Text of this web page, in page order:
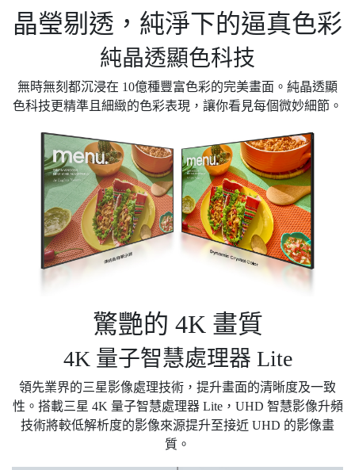
晶瑩剔透，純淨下的逼真色彩
純晶透顯色科技
無時無刻都沉浸在 10億種豐富色彩的完美畫面。純晶透顯
色科技更精準且細緻的色彩表現，讓你看見每個微妙細節。
驚艷的 4K 畫質
4K 量子智慧處理器 Lite
領先業界的三星影像處理技術，提升畫面的清晰度及一致
性。搭載三星 4K 量子智慧處理器 Lite，UHD 智慧影像升頻
技術將較低解析度的影像來源提升至接近 UHD 的影像畫
質。